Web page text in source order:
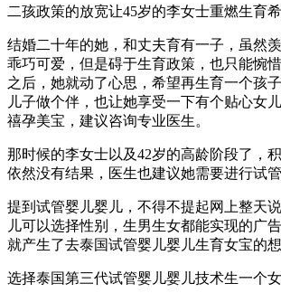
二孩政策的放宽让45岁的李女士重燃生育
结婚二十年的她，和丈夫育有一子，虽然
乖巧可爱，但是碍于生育政策，也只能惋
之后，她就动了心思，希望再生育一个孩
儿子做个伴，也让她享受一下有个贴心女
禧孕美宝，建议咨询专业医生。
那时候的李女士以及42岁的高龄阶段了，
依然没有结果，医生也建议她需要进行试
提到试管婴儿婴儿，不得不提起网上整天
儿可以选择性别，生男生女都能实现的广
就产生了去泰国试管婴儿婴儿生育女宝的想
选择泰国第三代试管婴儿婴儿技术生一个